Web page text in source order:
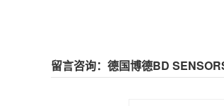
留言咨询：德国博德BD